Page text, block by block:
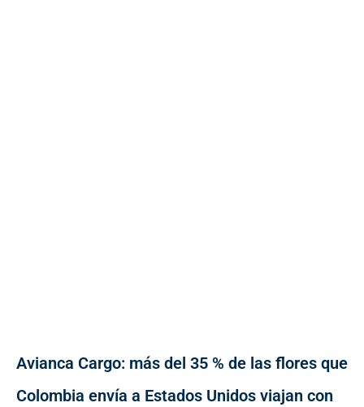
Avianca Cargo: más del 35 % de las flores que
Colombia envía a Estados Unidos viajan con